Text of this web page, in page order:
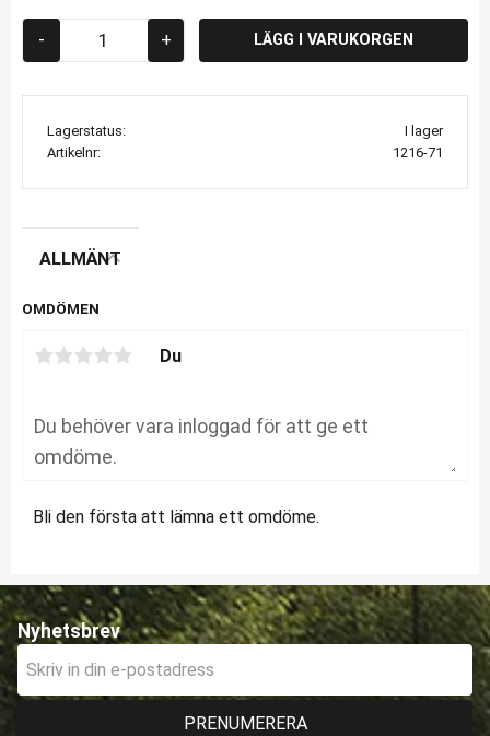
+
-
Lagerstatus
I lager
Artikelnr
1216-71
ALLMÄNT
OMDÖMEN
Du
Bli den första att lämna ett omdöme.
Nyhetsbrev
PRENUMERERA